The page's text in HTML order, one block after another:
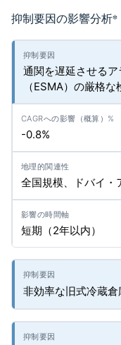
抑制要因の影響分析*
通関を遅延させる
（ESMA）の厳格な
-0.8%
全国規模、ドバイ・
短期（2年以内）
非効率な旧式冷蔵